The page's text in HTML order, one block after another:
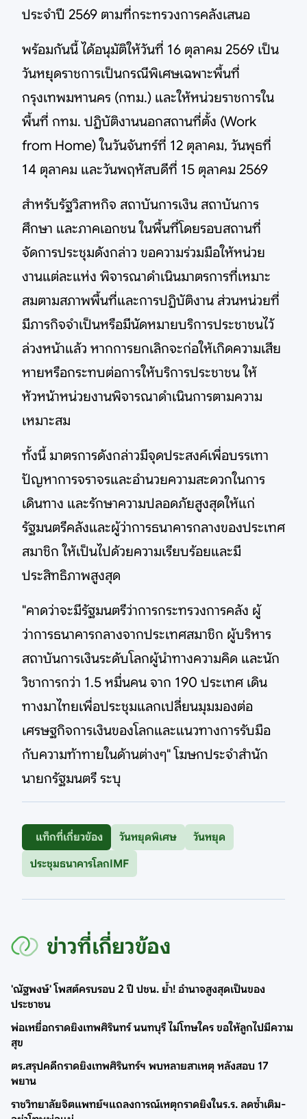
ประจำปี 2569 ตามที่กระทรวงการคลังเสนอ
พร้อมกันนี้ ได้อนุมัติให้วันที่ 16 ตุลาคม 2569 เป็น
วันหยุดราชการเป็นกรณีพิเศษเฉพาะพื้นที่
กรุงเทพมหานคร (กทม.) และให้หน่วยราชการใน
พื้นที่ กทม. ปฏิบัติงานนอกสถานที่ตั้ง (Work
from Home) ในวันจันทร์ที่ 12 ตุลาคม, วันพุธที่
14 ตุลาคม และวันพฤหัสบดีที่ 15 ตุลาคม 2569
สำหรับรัฐวิสาหกิจ สถาบันการเงิน สถาบันการ
ศึกษา และภาคเอกชน ในพื้นที่โดยรอบสถานที่
จัดการประชุมดังกล่าว ขอความร่วมมือให้หน่วย
งานแต่ละแห่ง พิจารณาดำเนินมาตรการที่เหมาะ
สมตามสภาพพื้นที่และการปฏิบัติงาน ส่วนหน่วยที่
มีภารกิจจำเป็นหรือมีนัดหมายบริการประชาชนไว้
ล่วงหน้าแล้ว หากการยกเลิกจะก่อให้เกิดความเสีย
หายหรือกระทบต่อการให้บริการประชาชน ให้
หัวหน้าหน่วยงานพิจารณาดำเนินการตามความ
เหมาะสม
ทั้งนี้ มาตรการดังกล่าวมีจุดประสงค์เพื่อบรรเทา
ปัญหาการจราจรและอำนวยความสะดวกในการ
เดินทาง และรักษาความปลอดภัยสูงสุดให้แก่
รัฐมนตรีคลังและผู้ว่าการธนาคารกลางของประเทศ
สมาชิก ให้เป็นไปด้วยความเรียบร้อยและมี
ประสิทธิภาพสูงสุด
"คาดว่าจะมีรัฐมนตรีว่าการกระทรวงการคลัง ผู้
ว่าการธนาคารกลางจากประเทศสมาชิก ผู้บริหาร
สถาบันการเงินระดับโลกผู้นำทางความคิด และนัก
วิชาการกว่า 1.5 หมื่นคน จาก 190 ประเทศ เดิน
ทางมาไทยเพื่อประชุมแลกเปลี่ยนมุมมองต่อ
เศรษฐกิจการเงินของโลกและแนวทางการรับมือ
กับความท้าทายในด้านต่างๆ" โฆษกประจำสำนัก
นายกรัฐมนตรี ระบุ
แท็กที่เกี่ยวข้อง วันหยุดพิเศษ
วันหยุด
ประชุมธนาคารโลกIMF
ข่าวที่เกี่ยวข้อง
'ณัฐพงษ์' โพสต์ครบรอบ 2 ปี ปชน. ย้ำ! อำนาจสูงสุดเป็นของ
ประชาชน
พ่อเหยื่อกราดยิงเทพศิรินทร์ นนทบุรี ไม่โทษใคร ขอให้ลูกไปมีความ
สุข
ตร.สรุปคดีกราดยิงเทพศิรินทร์ฯ พบหลายสาเหตุ หลังสอบ 17
พยาน
ราชวิทยาลัยจิตแพทย์ฯแถลงการณ์เหตุกราดยิงในร.ร. ลดซ้ำเติม-